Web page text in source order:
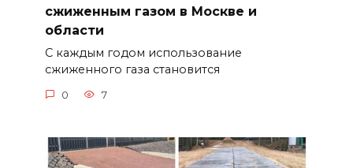
сжиженным газом в Москве и
области
С каждым годом использование
сжиженного газа становится
0 7